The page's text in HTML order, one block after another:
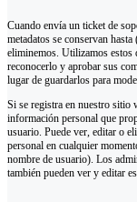
Cuando envía un ticket de
metadatos se conservan
eliminemos. Utilizamos estos
reconocerlo y aprobar sus
lugar de guardarlos para
Si se registra en nuestro sitio
información personal que
usuario. Puede ver, editar o
personal en cualquier
nombre de usuario). Los
también pueden ver y editar